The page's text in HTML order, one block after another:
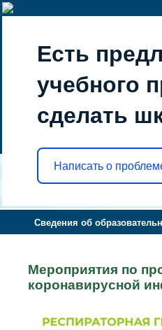
Есть
учебного
сделать
Написать о
Сведения об
Мероприятия по
коронавирусной